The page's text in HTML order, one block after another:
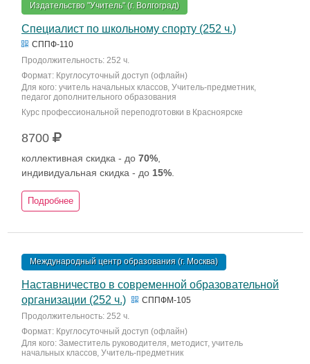
Издательство "Учитель" (г. Волгоград)
Специалист по школьному спорту (252 ч.)
СППФ-110
Продолжительность: 252 ч.
Формат: Круглосуточный доступ (офлайн)
Для кого: учитель начальных классов, Учитель-предметник,
педагог дополнительного образования
Курс профессиональной переподготовки в Красноярске
8700
коллективная скидка - до 70%
индивидуальная скидка - до 15%
Подробнее
Международный центр образования (г. Москва)
Наставничество в современной образовательной
организации (252 ч.)
СППФМ-105
Продолжительность: 252 ч.
Формат: Круглосуточный доступ (офлайн)
Для кого: Заместитель руководителя, методист, учитель
начальных классов, Учитель-предметник